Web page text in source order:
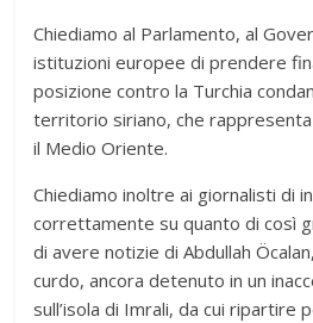
Chiediamo al Parlamento, al
istituzioni europee di prendere
posizione contro la Turchia
territorio siriano, che
il Medio Oriente.
Chiediamo inoltre ai giornalisti di
correttamente su quanto di così
di avere notizie di Abdullah
curdo, ancora detenuto in un
sull’isola di Imrali, da cui ripartire